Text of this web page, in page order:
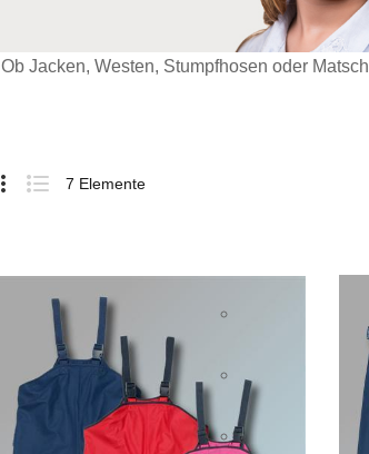
Ob Jacken, Westen, Stumpfhosen oder
Sidebar
7 Elemente